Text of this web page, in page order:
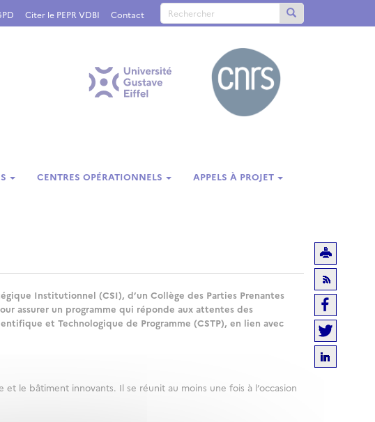
Citer le PEPR VDBI Contact
CENTRES OPÉRATIONNELS APPELS À PROJET
Institutionnel (CSI), d’un Collège des Parties Prenantes
assurer un programme qui réponde aux attentes des
et Technologique de Programme (CSTP), en lien avec
le bâtiment innovants. Il se réunit au moins une fois à l’occasion